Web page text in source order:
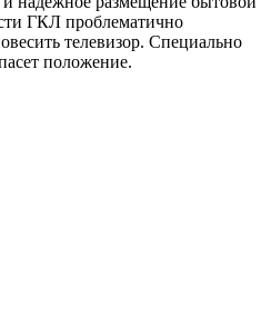
ГКЛ проблематично
телевизор. Специально
положение.